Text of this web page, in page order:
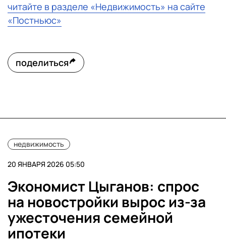
читайте в разделе «Недвижимость» на сайте
«Постньюс»
поделиться
недвижимость
20 ЯНВАРЯ 2026 05:50
Экономист Цыганов: спрос
на новостройки вырос из-за
ужесточения семейной
ипотеки